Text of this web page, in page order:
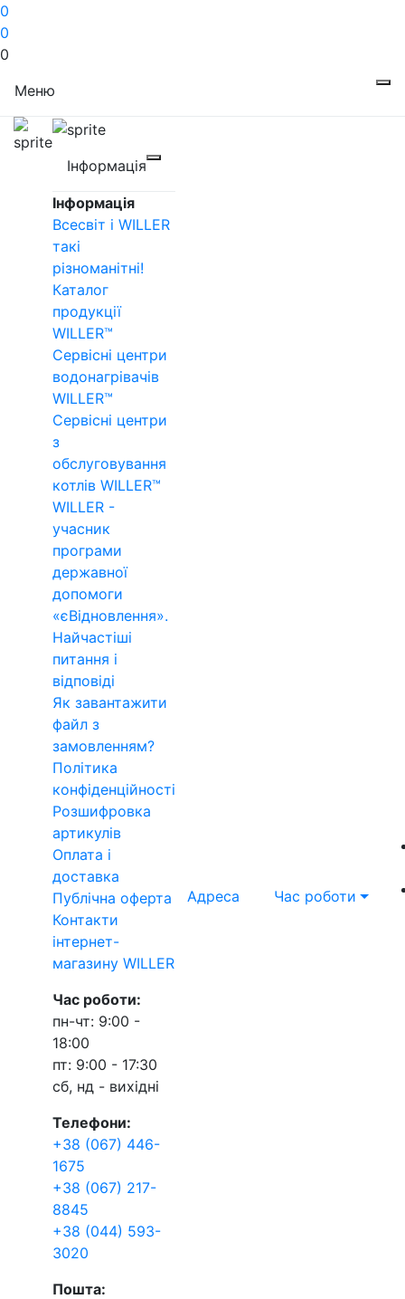
0
0
0
Меню
Інформація
Інформація
Всесвіт і WILLER
такі
різноманітні!
Каталог
продукції
WILLER™
Сервісні центри
водонагрівачів
WILLER™
Сервісні центри
з
обслуговування
котлів WILLER™
WILLER -
учасник
програми
державної
допомоги
«єВідновлення».
Найчастіші
питання і
відповіді
Як завантажити
файл з
замовленням?
Політика
конфіденційності
Розшифровка
артикулів
Оплата і
доставка
Публічна оферта
Контакти
інтернет-
магазину WILLER
Час роботи:
пн-чт: 9:00 -
18:00
пт: 9:00 - 17:30
сб, нд - вихідні
Телефони:
+38 (067) 446-
1675
+38 (067) 217-
8845
+38 (044) 593-
3020
Пошта:
Адреса Час роботи